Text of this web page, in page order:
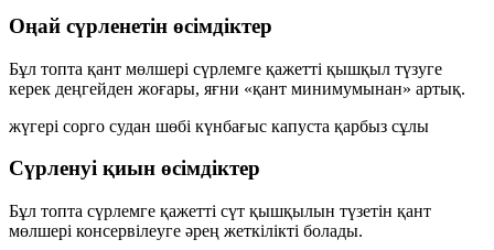
Оңай сүрленетін өсімдіктер
Бұл топта қант мөлшері сүрлемге қажетті қышқыл түзуге
керек деңгейден жоғары, яғни «қант минимумынан» артық.
жүгері сорго судан шөбі күнбағыс капуста қарбыз сұлы
Сүрленуі қиын өсімдіктер
Бұл топта сүрлемге қажетті сүт қышқылын түзетін қант
мөлшері консервілеуге әрең жеткілікті болады.